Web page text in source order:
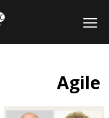
Agile